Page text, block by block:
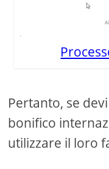
Pertanto, se
bonifico
utilizzare il loro